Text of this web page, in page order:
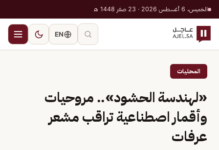
الخميس، 6 أغسطس 2026 · 23 صفر 1448 هـ
EN
المحليات
«لهندسة الحشود».. مروحيات
وأقمار اصطناعية تراقب مشعر
عرفات